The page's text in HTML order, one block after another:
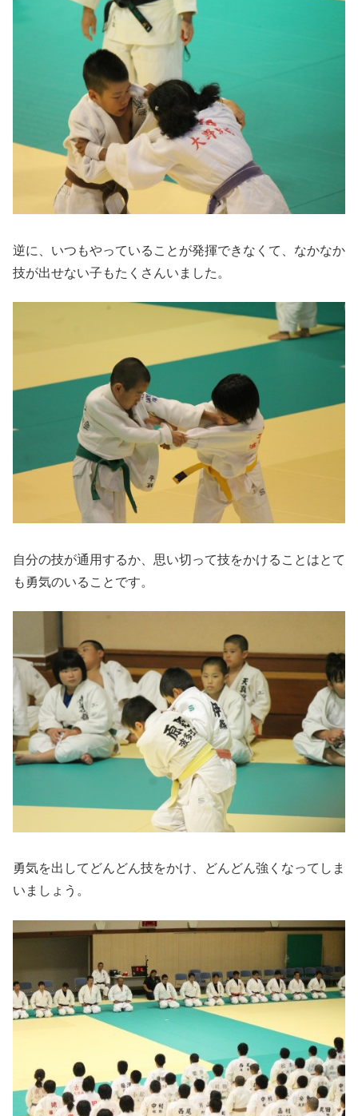
逆に、いつもやっていることが発揮できなくて、なかなか
技が出せない子もたくさんいました。
自分の技が通用するか、思い切って技をかけることはとて
も勇気のいることです。
勇気を出してどんどん技をかけ、どんどん強くなってしま
いましょう。